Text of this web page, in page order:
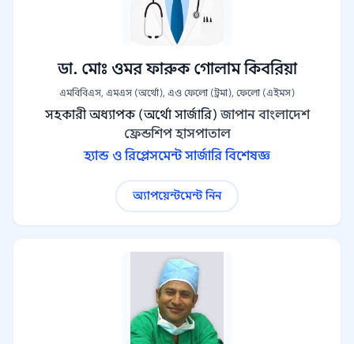
ডা. মোঃ ওমর ফারুক গোলাম কিবরিয়া
এমবিবিএস, এমএস (অর্থো), এও ফেলো (ট্রমা), ফেলো (এইমস)
সহকারী অধ্যাপক (অর্থো সার্জারি) জাপান বাংলাদেশ
ফ্রেন্ডশিপ হাসপাতাল
হ্যান্ড ও রিপ্লেসমেন্ট সার্জারি বিশেষজ্ঞ
অ্যাপয়েন্টমেন্ট নিন